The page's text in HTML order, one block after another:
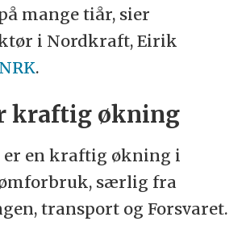
mange tiår, sier
i Nordkraft, Eirik
NRK.
kraftig økning
en kraftig økning i
særlig fra
transport og Forsvaret.